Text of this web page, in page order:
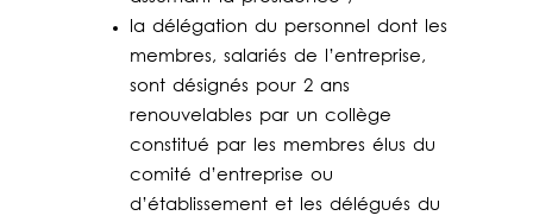
la délégation du personnel dont les
membres, salariés de l’entreprise,
sont désignés pour 2 ans
renouvelables par un collège
constitué par les membres élus du
comité d’entreprise ou
d’établissement et les délégués du